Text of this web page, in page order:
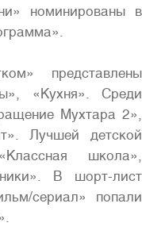
номинированы в
представлены
«Кухня». Среди
Мухтара 2»,
Лучшей детской
школа»,
В шорт-лист
сериал» попали